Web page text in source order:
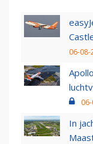
06-08-
In